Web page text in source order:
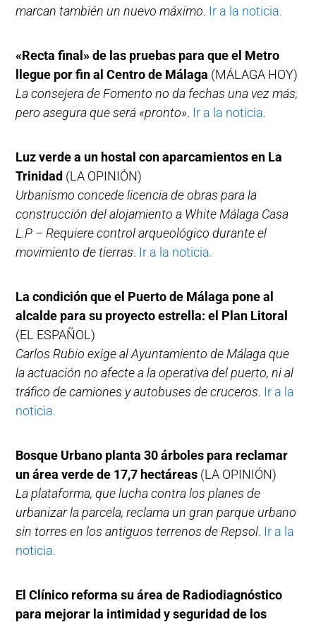
marcan también un nuevo máximo. Ir a la noticia.
«Recta final» de las pruebas para que el Metro
llegue por fin al Centro de Málaga (MÁLAGA HOY)
La consejera de Fomento no da fechas una vez más,
pero asegura que será «pronto». Ir a la noticia.
Luz verde a un hostal con aparcamientos en La
Trinidad (LA OPINIÓN)
Urbanismo concede licencia de obras para la
construcción del alojamiento a White Málaga Casa
L.P – Requiere control arqueológico durante el
movimiento de tierras. Ir a la noticia.
La condición que el Puerto de Málaga pone al
alcalde para su proyecto estrella: el Plan Litoral
(EL ESPAÑOL)
Carlos Rubio exige al Ayuntamiento de Málaga que
la actuación no afecte a la operativa del puerto, ni al
tráfico de camiones y autobuses de cruceros. Ir a la
noticia.
Bosque Urbano planta 30 árboles para reclamar
un área verde de 17,7 hectáreas (LA OPINIÓN)
La plataforma, que lucha contra los planes de
urbanizar la parcela, reclama un gran parque urbano
sin torres en los antiguos terrenos de Repsol. Ir a la
noticia.
El Clínico reforma su área de Radiodiagnóstico
para mejorar la intimidad y seguridad de los